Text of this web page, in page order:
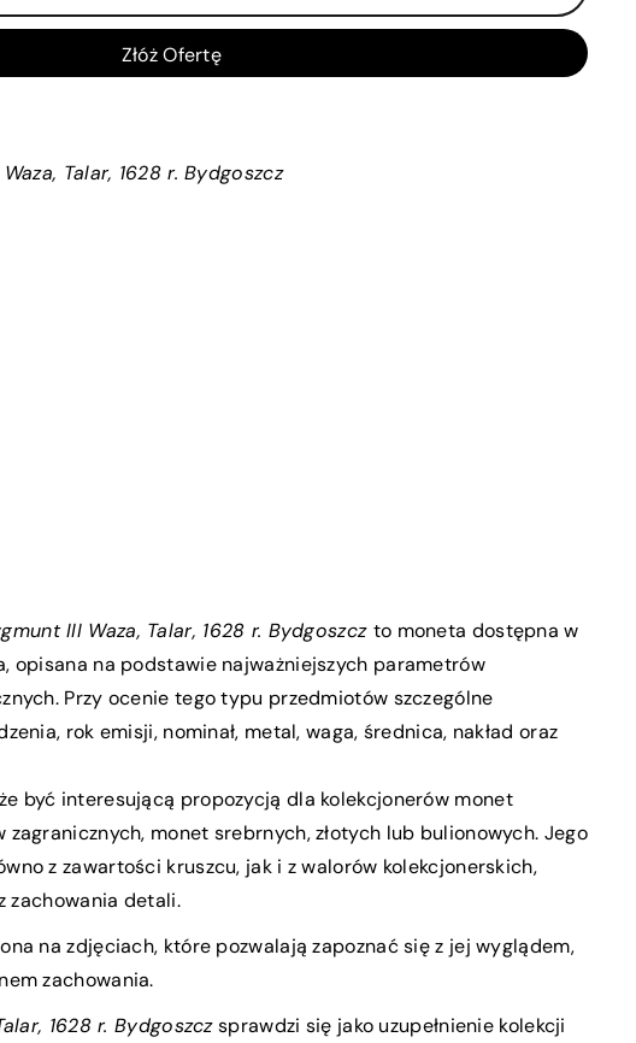
Złóż Ofertę
Talar, 1628 r. Bydgoszcz
III Waza, Talar, 1628 r. Bydgoszcz to moneta dostępna w
opisana na podstawie najważniejszych parametrów
Przy ocenie tego typu przedmiotów szczególne
rok emisji, nominał, metal, waga, średnica, nakład oraz
być interesującą propozycją dla kolekcjonerów monet
monet srebrnych, złotych lub bulionowych. Jego
z zawartości kruszcu, jak i z walorów kolekcjonerskich,
zachowania detali.
na zdjęciach, które pozwalają zapoznać się z jej wyglądem,
zachowania.
1628 r. Bydgoszczsprawdzi się jako uzupełnienie kolekcji